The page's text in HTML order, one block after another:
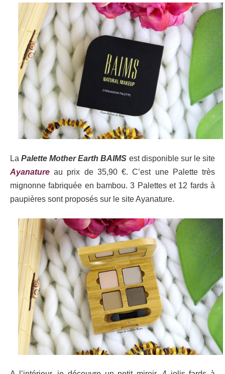
LaPalette Mother Earth BAIMS est disponible sur le site
Ayanature au prix de 35,90 €. C’est une Palette très
mignonne fabriquée en bambou. 3 Palettes et 12 fards à
paupières sont proposés sur le site Ayanature.